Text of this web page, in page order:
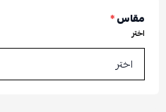
مقاس*
اختر